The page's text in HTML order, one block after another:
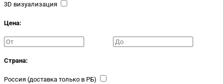
3D визуализация
Цена:
Страна:
Россия (доставка только в РБ)